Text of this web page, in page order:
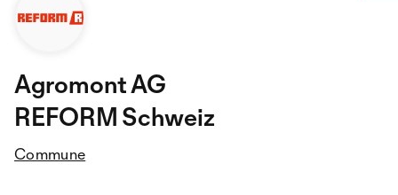
Agromont AG
REFORM Schweiz
Commune